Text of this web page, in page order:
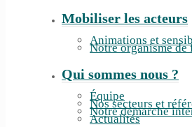
Mobiliser les acteurs
Animations et
Notre organisme de
Qui sommes nous ?
Équipe
Nos secteurs et
Notre démarche
Actualités